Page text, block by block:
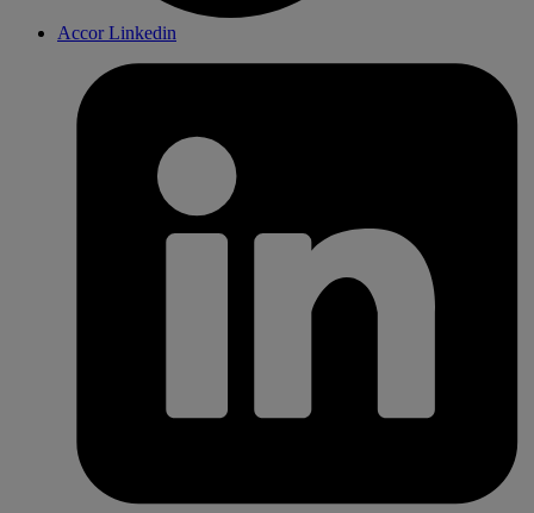
Accor Linkedin